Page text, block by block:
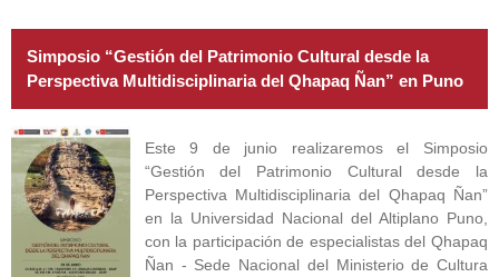
Simposio “Gestión del Patrimonio Cultural desde la
Perspectiva Multidisciplinaria del Qhapaq Ñan” en Puno
Este 9 de junio realizaremos el Simposio
“Gestión del Patrimonio Cultural desde la
Perspectiva Multidisciplinaria del Qhapaq Ñan”
en la Universidad Nacional del Altiplano Puno,
con la participación de especialistas del Qhapaq
Ñan - Sede Nacional del Ministerio de Cultura